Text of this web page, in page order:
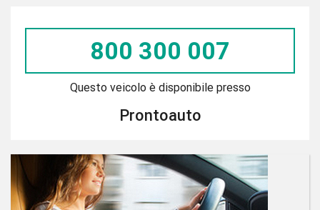
800 300 007
Questo veicolo è disponibile presso
Prontoauto